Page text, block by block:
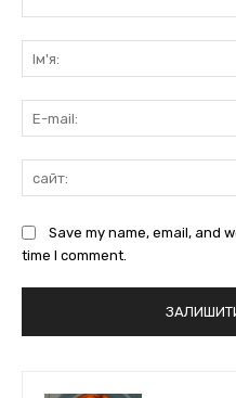
Save my name, email, and
time I comment.